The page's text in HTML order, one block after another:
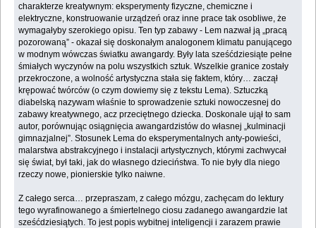
charakterze kreatywnym: eksperymenty fizyczne, chemiczne i
elektryczne, konstruowanie urządzeń oraz inne prace tak osobliwe, że
wymagałyby szerokiego opisu. Ten typ zabawy - Lem nazwał ją „pracą
pozorowaną” - okazał się doskonałym analogonem klimatu panującego
w modnym wówczas światku awangardy. Były lata sześćdziesiąte pełne
śmiałych wyczynów na polu wszystkich sztuk. Wszelkie granice zostały
przekroczone, a wolność artystyczna stała się faktem, który… zaczął
krępować twórców (o czym dowiemy się z tekstu Lema). Sztuczką
diabelską nazywam właśnie to sprowadzenie sztuki nowoczesnej do
zabawy kreatywnego, acz przeciętnego dziecka. Doskonale ujął to sam
autor, porównując osiągnięcia awangardzistów do własnej „kulminacji
gimnazjalnej”. Stosunek Lema do eksperymentalnych anty-powieści,
malarstwa abstrakcyjnego i instalacji artystycznych, którymi zachwycał
się świat, był taki, jak do własnego dzieciństwa. To nie były dla niego
rzeczy nowe, pionierskie tylko naiwne.
Z całego serca… przepraszam, z całego mózgu, zachęcam do lektury
tego wyrafinowanego a śmiertelnego ciosu zadanego awangardzie lat
sześćdziesiątych. To jest popis wybitnej inteligencji i zarazem prawie